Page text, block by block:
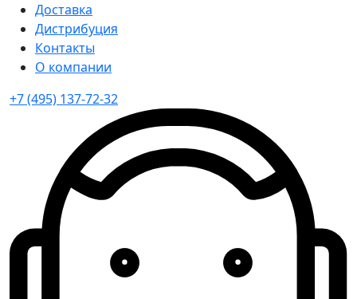
Доставка
Дистрибуция
Контакты
О компании
+7 (495) 137-72-32